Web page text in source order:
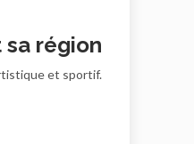
région
et sportif.